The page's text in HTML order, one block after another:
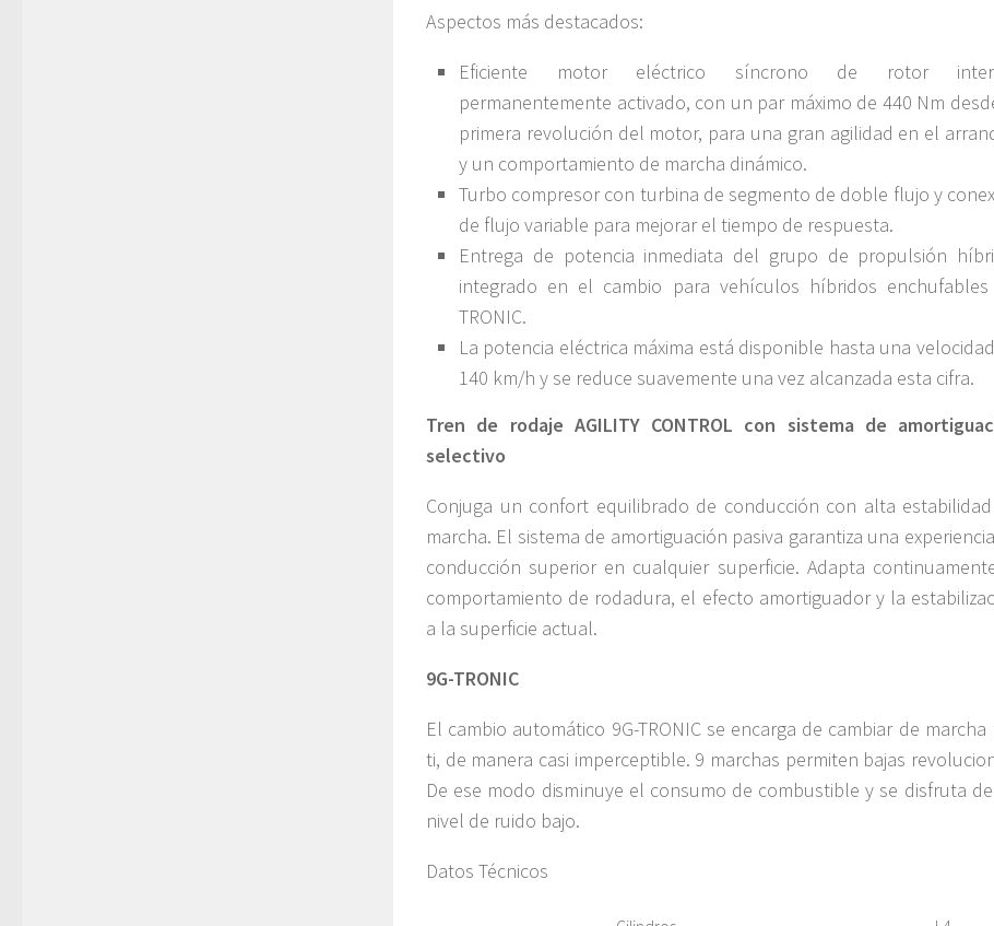
Aspectos más destacados:
Eficiente motor eléctrico síncrono de rotor
permanentemente activado, con un par máximo de 440 Nm
primera revolución del motor, para una gran agilidad en el
y un comportamiento de marcha dinámico.
Turbo compresor con turbina de segmento de doble flujo y
de flujo variable para mejorar el tiempo de respuesta.
Entrega de potencia inmediata del grupo de propulsión
integrado en el cambio para vehículos híbridos enchufables
TRONIC.
La potencia eléctrica máxima está disponible hasta una
140 km/h y se reduce suavemente una vez alcanzada esta cifra.
Tren de rodaje AGILITY CONTROL con sistema de
selectivo
Conjuga un confort equilibrado de conducción con alta
marcha. El sistema de amortiguación pasiva garantiza una
conducción superior en cualquier superficie. Adapta
comportamiento de rodadura, el efecto amortiguador y la
a la superficie actual.
9G-TRONIC
El cambio automático 9G-TRONIC se encarga de cambiar de marcha
ti, de manera casi imperceptible. 9 marchas permiten bajas
De ese modo disminuye el consumo de combustible y se disfruta
nivel de ruido bajo.
Datos Técnicos